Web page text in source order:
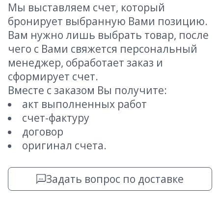
Мы выставляем счет, который
бронирует выбранную Вами позицию.
Вам нужно лишь выбрать товар, после
чего с Вами свяжется персональный
менеджер, обработает заказ и
сформирует счет.
Вместе с заказом Вы получите:
акт выполненных работ
счет-фактуру
договор
оригинал счета.
Задать вопрос по доставке